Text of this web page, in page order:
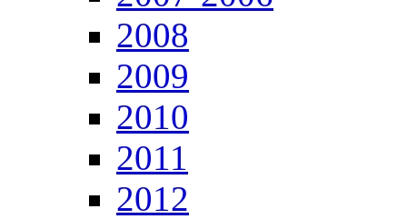
2008
2009
2010
2011
2012